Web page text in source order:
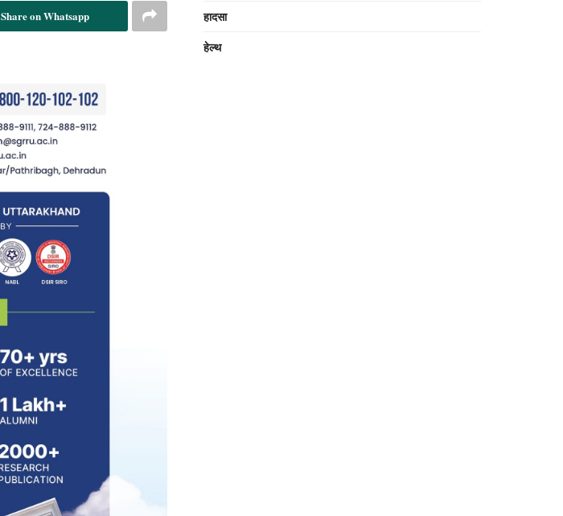
Share on Whatsapp
हादसा
हेल्थ